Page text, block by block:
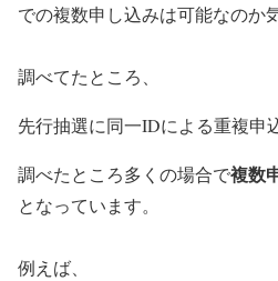
での複数申し込みは可能なのか
調べてたところ、
先行抽選に同一IDによる重複申
調べたところ多くの場合で複数
となっています。
例えば、